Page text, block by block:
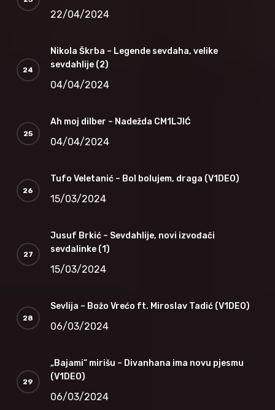
22/04/2024
Nikola Škrba – Legende sevdaha, velike
sevdahlije (2)
04/04/2024
Ah moj dilber – Nadežda CM1LJIĆ
04/04/2024
Tufo Veletanić – Bol bolujem, draga (V1DEO)
15/03/2024
Jusuf Brkić – Sevdahlije, novi izvođači
sevdalinke (1)
15/03/2024
Sevlija – Božo Vrećo ft. Miroslav Tadić (V1DEO)
06/03/2024
„Bajami“ mirišu – Divanhana ima novu pjesmu
(V1DEO)
06/03/2024